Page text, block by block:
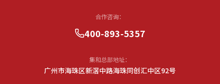
合作咨询：
400-893-5357
集和总部地址：
广州市海珠区新滘中路海珠同创汇中区92号